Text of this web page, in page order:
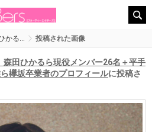
かる… 投稿された画像
森田ひかるら現役メンバー26名＋平手
欅坂卒業者のプロフィールに投稿さ